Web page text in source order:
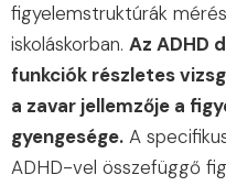
figyelemstruktúrák
iskoláskorban. Az ADHD
funkciók részletes
a zavar jellemzője a
gyengesége. A
ADHD-vel összefüggő